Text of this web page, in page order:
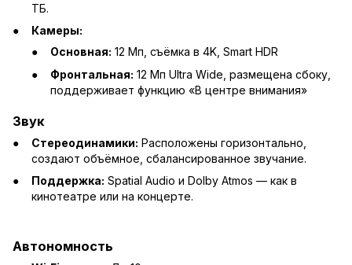
ТБ.
Камеры:
Основная: 12 Мп, съёмка в 4K, Smart HDR
Фронтальная: 12 Мп Ultra Wide, размещена сбоку,
поддерживает функцию «В центре внимания»
Звук
Стереодинамики: Расположены горизонтально,
создают объёмное, сбалансированное звучание.
Поддержка: Spatial Audio и Dolby Atmos — как в
кинотеатре или на концерте.
Автономность